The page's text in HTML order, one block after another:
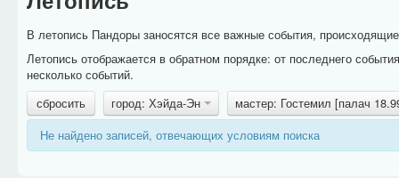
В летопись Пандоры заносятся все важные события,
Летопись отображается в обратном порядке: от последнего
несколько событий.
сбросить
город: Хэйда-Эн
мастер: Гостемил [палач
Не найдено записей, отвечающих условиям поиска